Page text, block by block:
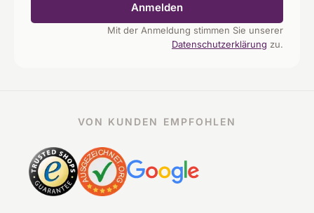
Anmelden
Mit der Anmeldung stimmen Sie unserer
Datenschutzerklärung zu.
VON KUNDEN EMPFOHLEN